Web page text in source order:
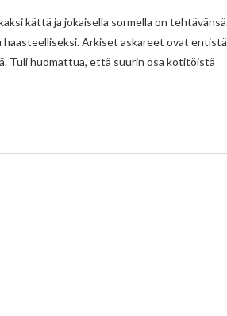
haasteelliseksi. Arkiset askareet ovat entistä
Tuli huomattua, että suurin osa kotitöistä